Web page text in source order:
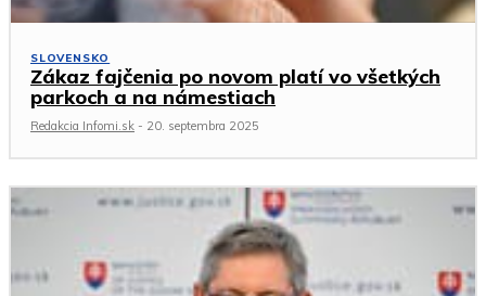
SLOVENSKO
Zákaz fajčenia po novom platí vo všetkých
parkoch a na námestiach
Redakcia Infomi.sk - 20. septembra 2025